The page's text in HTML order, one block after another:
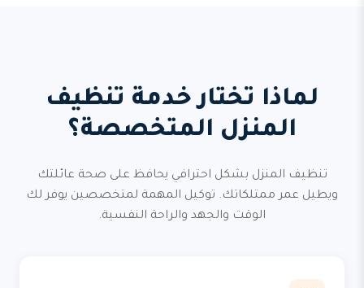
لماذا تختار خدمة تنظيف
المنزل المتخصصة؟
تنظيف المنزل بشكل احترافي يحافظ على صحة عائلتك
ويطيل عمر ممتلكاتك. توكيل المهمة لمتخصصين يوفر لك
الوقت والجهد والراحة النفسية.